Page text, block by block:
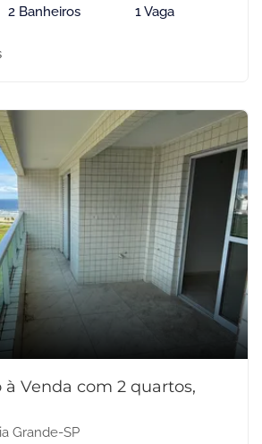
2 Banheiros 1 Vaga
Venda com 2 quartos,
Grande-SP